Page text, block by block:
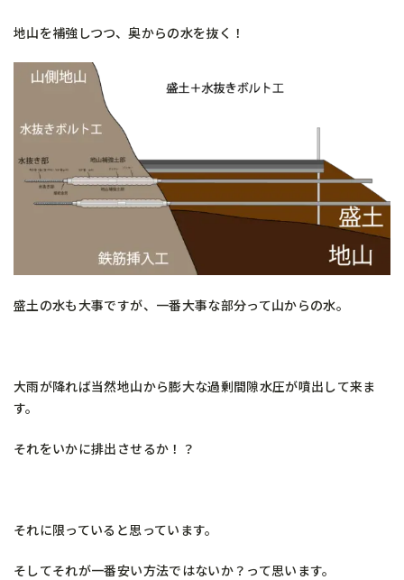
地山を補強しつつ、奥からの水を抜く！
盛土の水も大事ですが、一番大事な部分って山からの水。
大雨が降れば当然地山から膨大な過剰間隙水圧が噴出して来ま
す。
それをいかに排出させるか！？
それに限っていると思っています。
そしてそれが一番安い方法ではないか？って思います。